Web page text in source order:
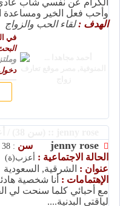
وأحب فعل الخير ومساعدة
الهدف :لقاء الحب والزواج
في
jenny rose سن : 38 سنة.
الحالة الاجتماعية : أعزب(ة)
عنوان : الشرقية, السعودية
الإهتمامات : أنا شخصية
مع أحبائي كلما سنحت لي
لياقتي البدنية....